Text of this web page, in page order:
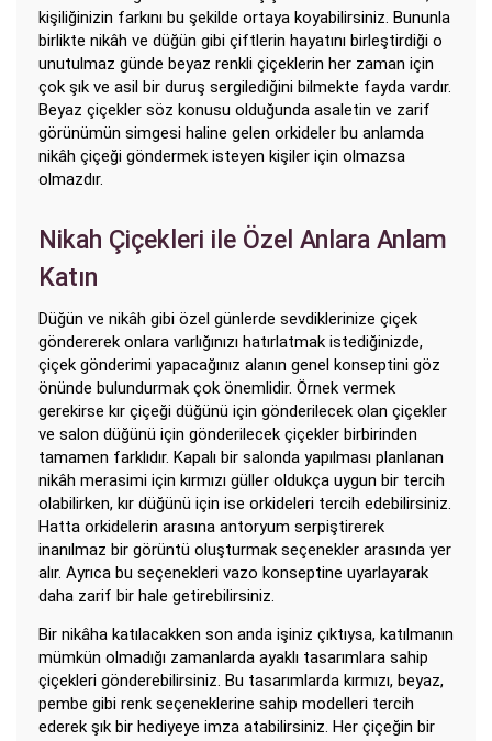
kişiliğinizin farkını bu şekilde ortaya koyabilirsiniz. Bununla
birlikte nikâh ve düğün gibi çiftlerin hayatını birleştirdiği o
unutulmaz günde beyaz renkli çiçeklerin her zaman için
çok şık ve asil bir duruş sergilediğini bilmekte fayda vardır.
Beyaz çiçekler söz konusu olduğunda asaletin ve zarif
görünümün simgesi haline gelen orkideler bu anlamda
nikâh çiçeği göndermek isteyen kişiler için olmazsa
olmazdır.
Nikah Çiçekleri ile Özel Anlara Anlam
Katın
Düğün ve nikâh gibi özel günlerde sevdiklerinize çiçek
göndererek onlara varlığınızı hatırlatmak istediğinizde,
çiçek gönderimi yapacağınız alanın genel konseptini göz
önünde bulundurmak çok önemlidir. Örnek vermek
gerekirse kır çiçeği düğünü için gönderilecek olan çiçekler
ve salon düğünü için gönderilecek çiçekler birbirinden
tamamen farklıdır. Kapalı bir salonda yapılması planlanan
nikâh merasimi için kırmızı güller oldukça uygun bir tercih
olabilirken, kır düğünü için ise orkideleri tercih edebilirsiniz.
Hatta orkidelerin arasına antoryum serpiştirerek
inanılmaz bir görüntü oluşturmak seçenekler arasında yer
alır. Ayrıca bu seçenekleri vazo konseptine uyarlayarak
daha zarif bir hale getirebilirsiniz.
Bir nikâha katılacakken son anda işiniz çıktıysa, katılmanın
mümkün olmadığı zamanlarda ayaklı tasarımlara sahip
çiçekleri gönderebilirsiniz. Bu tasarımlarda kırmızı, beyaz,
pembe gibi renk seçeneklerine sahip modelleri tercih
ederek şık bir hediyeye imza atabilirsiniz. Her çiçeğin bir